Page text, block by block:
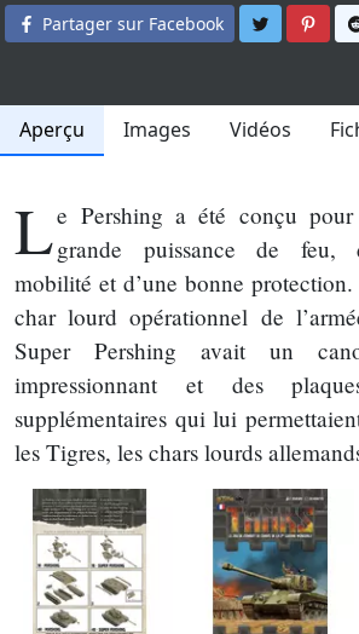
Partager sur Facebook Partager
Aperçu Images Vidéos
Le Pershing a été conçu pour
grande puissance de feu,
mobilité et d’une bonne
char lourd opérationnel de
Super Pershing avait un
impressionnant et des
supplémentaires qui lui
les Tigres, les chars lourds